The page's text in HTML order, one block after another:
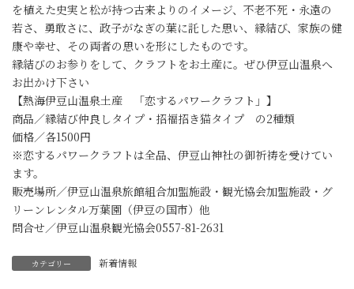
を植えた史実と松が持つ古来よりのイメージ、不老不死・永遠の
若さ、勇敢さに、政子がなぎの葉に託した思い、縁結び、家族の健
康や幸せ、その両者の思いを形にしたものです。
縁結びのお参りをして、クラフトをお土産に。ぜひ伊豆山温泉へ
お出かけ下さい
【熱海伊豆山温泉土産 「恋するパワークラフト」】
商品／縁結び仲良しタイプ・招福招き猫タイプ の2種類
価格／各1500円
※恋するパワークラフトは全品、伊豆山神社の御祈祷を受けてい
ます。
販売場所／伊豆山温泉旅館組合加盟施設・観光協会加盟施設・グ
リーンレンタル万葉園（伊豆の国市）他
問合せ／伊豆山温泉観光協会0557-81-2631
カテゴリー 新着情報